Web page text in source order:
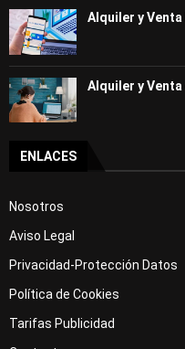
Alquiler y
Alquiler y
ENLACES
Nosotros
Aviso Legal
Privacidad-Protección Datos
Política de Cookies
Tarifas Publicidad